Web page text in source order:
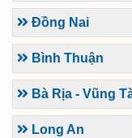
Đồng Nai
Bình Thuận
Bà Rịa - Vũng
Long An